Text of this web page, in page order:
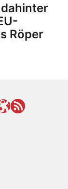
Röper